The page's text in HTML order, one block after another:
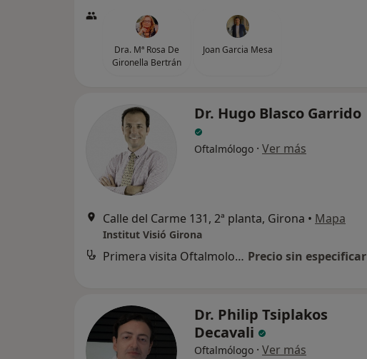
Dra. Mª Rosa De
Gironella Bertrán
Joan Garcia Mesa
Dr. Hugo Blasco Garrido
Oftalmólogo · Ver más
Calle del Carme 131, 2ª planta, Girona • Mapa
Institut Visió Girona
Primera visita Oftalmología Precio sin especificar
Dr. Philip Tsiplakos
Decavali
Oftalmólogo · Ver más